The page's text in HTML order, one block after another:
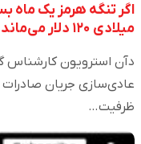
اگر تنگه هرمز یک ماه
میلادی ۱۲۰ دلار می‌ماند
دآن استرویون کارشناس
عادی‌سازی جریان
ظرفیت…